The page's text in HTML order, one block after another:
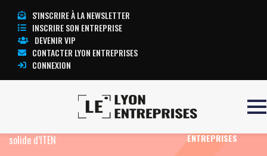
S'INSCRIRE À LA NEWSLETTER
INSCRIRE SON ENTREPRISE
DEVENIR VIP
CONTACTER LYON ENTREPRISES
CONNEXION
À Lyon, un laboratoire
solide d’ITEN
TOUTE
ENTREPRISES